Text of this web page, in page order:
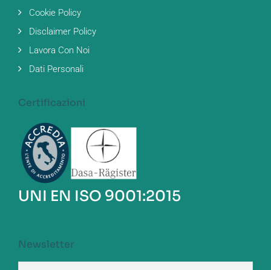
Cookie Policy
Disclaimer Policy
Lavora Con Noi
Dati Personali
Certificazioni
UNI EN ISO 9001:2015
Newsletter